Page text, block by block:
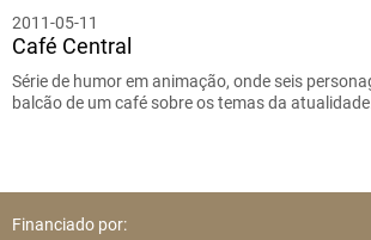
2011-05-11
Café Central
Série de humor em animação, onde seis
balcão de um café sobre os temas da atualidade.
Financiado por: